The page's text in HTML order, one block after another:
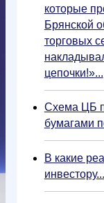
которые
Брянской
торговых
цепочки!»...
Схема ЦБ
бумагами
В какие
инвестору...